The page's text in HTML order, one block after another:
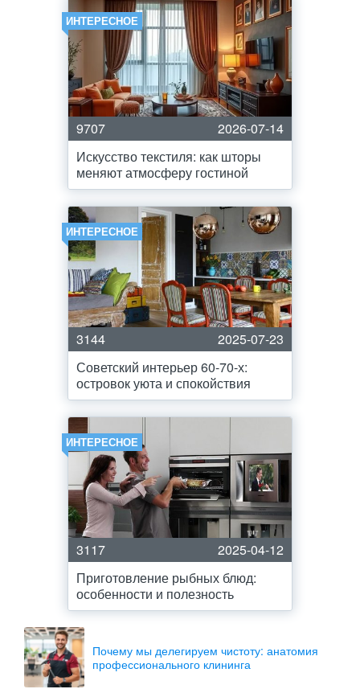
ИНТЕРЕСНОЕ
9707
2026-07-14
Искусство текстиля: как шторы
меняют атмосферу гостиной
ИНТЕРЕСНОЕ
3144
2025-07-23
Советский интерьер 60-70-х:
островок уюта и спокойствия
ИНТЕРЕСНОЕ
3117
2025-04-12
Приготовление рыбных блюд:
особенности и полезность
Почему мы делегируем чистоту: анатомия
профессионального клининга